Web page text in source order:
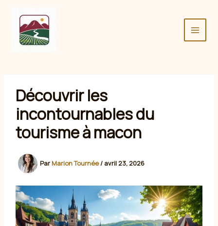
contenu
Découvrir les
incontournables du
tourisme à macon
Par Marion Tournée/ avril 23, 2026